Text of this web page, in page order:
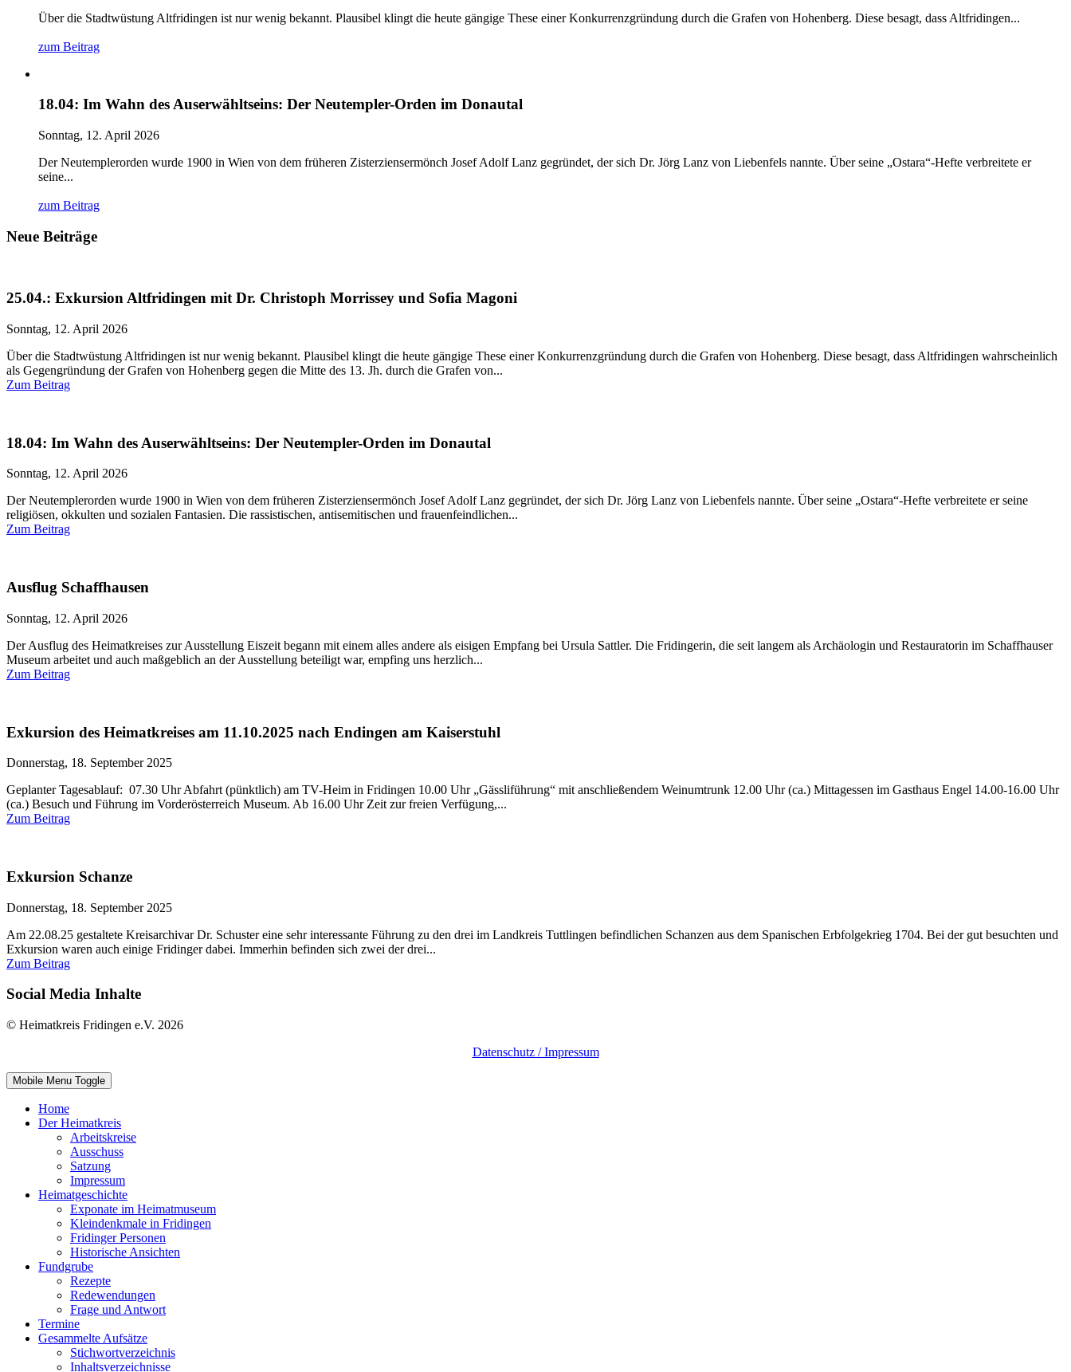
Über die Stadtwüstung Altfridingen ist nur wenig bekannt. Plausibel klingt die heute gängige These einer Konkurrenzgründung durch die Grafen von Hohenberg. Diese besagt, dass Altfridingen...
zum Beitrag
18.04: Im Wahn des Auserwähltseins: Der Neutempler-Orden im Donautal
Sonntag, 12. April 2026
Der Neutemplerorden wurde 1900 in Wien von dem früheren Zisterziensermönch Josef Adolf Lanz gegründet, der sich Dr. Jörg Lanz von Liebenfels nannte. Über seine „Ostara“-Hefte verbreitete er
seine...
zum Beitrag
Neue Beiträge
25.04.: Exkursion Altfridingen mit Dr. Christoph Morrissey und Sofia Magoni
Sonntag, 12. April 2026
Über die Stadtwüstung Altfridingen ist nur wenig bekannt. Plausibel klingt die heute gängige These einer Konkurrenzgründung durch die Grafen von Hohenberg. Diese besagt, dass Altfridingen wahrscheinlich
als Gegengründung der Grafen von Hohenberg gegen die Mitte des 13. Jh. durch die Grafen von...
Zum Beitrag
18.04: Im Wahn des Auserwähltseins: Der Neutempler-Orden im Donautal
Sonntag, 12. April 2026
Der Neutemplerorden wurde 1900 in Wien von dem früheren Zisterziensermönch Josef Adolf Lanz gegründet, der sich Dr. Jörg Lanz von Liebenfels nannte. Über seine „Ostara“-Hefte verbreitete er seine
religiösen, okkulten und sozialen Fantasien. Die rassistischen, antisemitischen und frauenfeindlichen...
Zum Beitrag
Ausflug Schaffhausen
Sonntag, 12. April 2026
Der Ausflug des Heimatkreises zur Ausstellung Eiszeit begann mit einem alles andere als eisigen Empfang bei Ursula Sattler. Die Fridingerin, die seit langem als Archäologin und Restauratorin im Schaffhauser
Museum arbeitet und auch maßgeblich an der Ausstellung beteiligt war, empfing uns herzlich...
Zum Beitrag
Exkursion des Heimatkreises am 11.10.2025 nach Endingen am Kaiserstuhl
Donnerstag, 18. September 2025
Geplanter Tagesablauf: 07.30 Uhr Abfahrt (pünktlich) am TV-Heim in Fridingen 10.00 Uhr „Gässliführung“ mit anschließendem Weinumtrunk 12.00 Uhr (ca.) Mittagessen im Gasthaus Engel 14.00-16.00 Uhr
(ca.) Besuch und Führung im Vorderösterreich Museum. Ab 16.00 Uhr Zeit zur freien Verfügung,...
Zum Beitrag
Exkursion Schanze
Donnerstag, 18. September 2025
Am 22.08.25 gestaltete Kreisarchivar Dr. Schuster eine sehr interessante Führung zu den drei im Landkreis Tuttlingen befindlichen Schanzen aus dem Spanischen Erbfolgekrieg 1704. Bei der gut besuchten und
Exkursion waren auch einige Fridinger dabei. Immerhin befinden sich zwei der drei...
Zum Beitrag
Social Media Inhalte
© Heimatkreis Fridingen e.V. 2026
Datenschutz / Impressum
Mobile Menu Toggle
Home
Der Heimatkreis
Arbeitskreise
Ausschuss
Satzung
Impressum
Heimatgeschichte
Exponate im Heimatmuseum
Kleindenkmale in Fridingen
Fridinger Personen
Historische Ansichten
Fundgrube
Rezepte
Redewendungen
Frage und Antwort
Termine
Gesammelte Aufsätze
Stichwortverzeichnis
Inhaltsverzeichnisse